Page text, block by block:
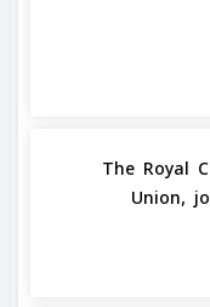
The Royal
Union,